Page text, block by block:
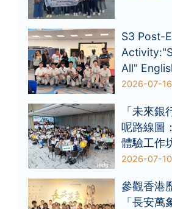
S3 Post-
All"
2026-07-16
「未來銀
呢路線圖
體驗工作
2026-07-10
參觀香港
「長安